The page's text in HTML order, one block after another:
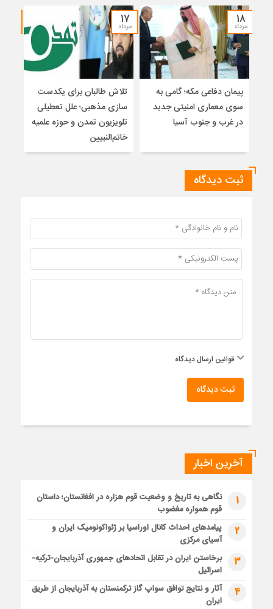
۱۸
مرداد
پیمان دفاعی مکه؛ گامی به
سوی معماری امنیتی جدید
در غرب و جنوب آسیا
۱۷
مرداد
تلاش طالبان برای یکدست
سازی مذهبی؛ علل تعطیلی
تلویزیون تمدن و حوزه علمیه
خاتم‌النبیین
ثبت دیدگاه
قوانین ارسال دیدگاه
ثبت دیدگاه
آخرین اخبار
1
نگاهی به تاریخ و وضعیت قوم هزاره در افغانستان؛ داستان
قوم همواره مغضوب
2
پیامدهای احداث کانال اوراسیا بر ژئواکونومیک ایران و
آسیای مرکزی
3
برخاستن ایران در تقابل اتحادهای جمهوری آذربایجان-ترکیه-
اسرائیل
4
آثار و نتایج توافق سواپ گاز ترکمنستان به آذربایجان از طریق
ایران